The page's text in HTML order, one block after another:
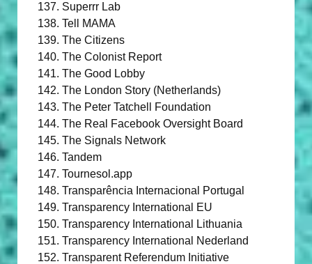
Superrr Lab
Tell MAMA
The Citizens
The Colonist Report
The Good Lobby
The London Story (Netherlands)
The Peter Tatchell Foundation
The Real Facebook Oversight Board
The Signals Network
Tandem
Tournesol.app
Transparência Internacional Portugal
Transparency International EU
Transparency International Lithuania
Transparency International Nederland
Transparent Referendum Initiative